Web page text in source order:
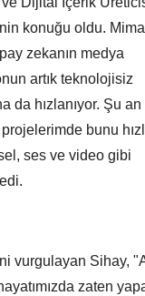
konuğu oldu.
zekanın medya
artık teknolojisiz
da hızlanıyor. Şu an
bunu
ses ve video gibi
vurgulayan Sihay,
zaten